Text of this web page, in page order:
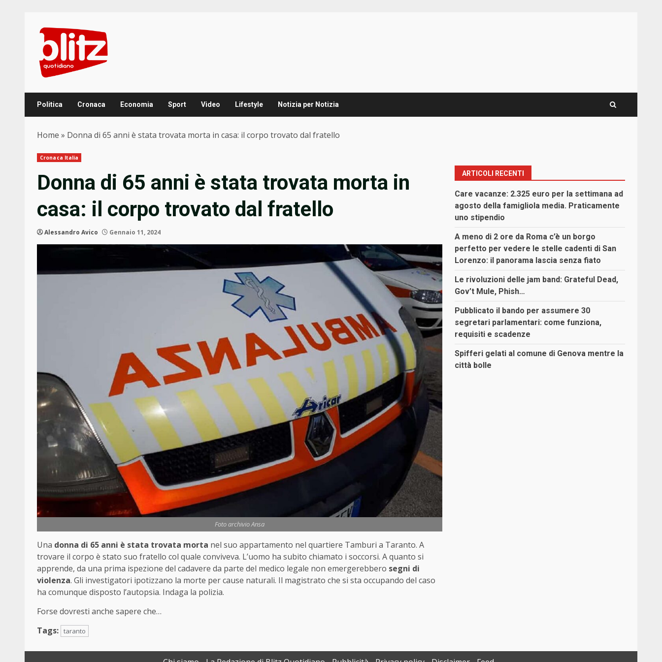
content
Politica Cronaca Economia Sport Video Lifestyle Notizia per Notizia
Home » Donna di 65 anni è stata trovata morta in casa: il corpo trovato dal fratello
Cronaca Italia
Donna di 65 anni è stata trovata morta in
casa: il corpo trovato dal fratello
Alessandro Avico Gennaio 11, 2024
Foto archivio Ansa
Una donna di 65 anni è stata trovata morta nel suo appartamento nel quartiere Tamburi a Taranto. A
trovare il corpo è stato suo fratello col quale conviveva. L’uomo ha subito chiamato i soccorsi. A quanto si
apprende, da una prima ispezione del cadavere da parte del medico legale non emergerebbero segni di
violenza. Gli investigatori ipotizzano la morte per cause naturali. Il magistrato che si sta occupando del caso
ha comunque disposto l’autopsia. Indaga la polizia.
Forse dovresti anche sapere che…
Tags: taranto
ARTICOLI RECENTI
Care vacanze: 2.325 euro per la settimana ad
agosto della famigliola media. Praticamente
uno stipendio
A meno di 2 ore da Roma c’è un borgo
perfetto per vedere le stelle cadenti di San
Lorenzo: il panorama lascia senza fiato
Le rivoluzioni delle jam band: Grateful Dead,
Gov’t Mule, Phish…
Pubblicato il bando per assumere 30
segretari parlamentari: come funziona,
requisiti e scadenze
Spifferi gelati al comune di Genova mentre la
città bolle